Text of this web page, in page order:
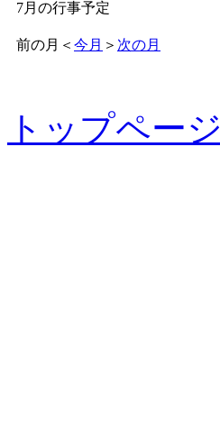
7月の行事予定
前の月 ＜ 今月 ＞ 次の月
トップペー